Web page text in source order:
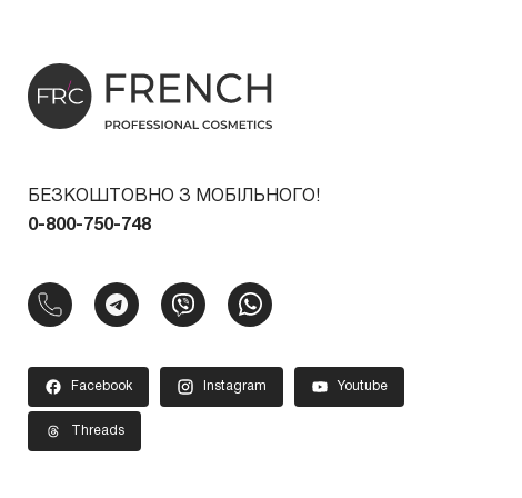
БЕЗКОШТОВНО З МОБІЛЬНОГО!
0-800-750-748
Facebook Instagram Youtube
Threads